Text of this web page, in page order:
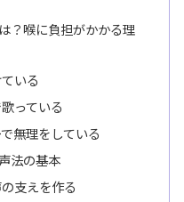
？喉に負担がかかる理
いる
っている
無理をしている
法の基本
支えを作る